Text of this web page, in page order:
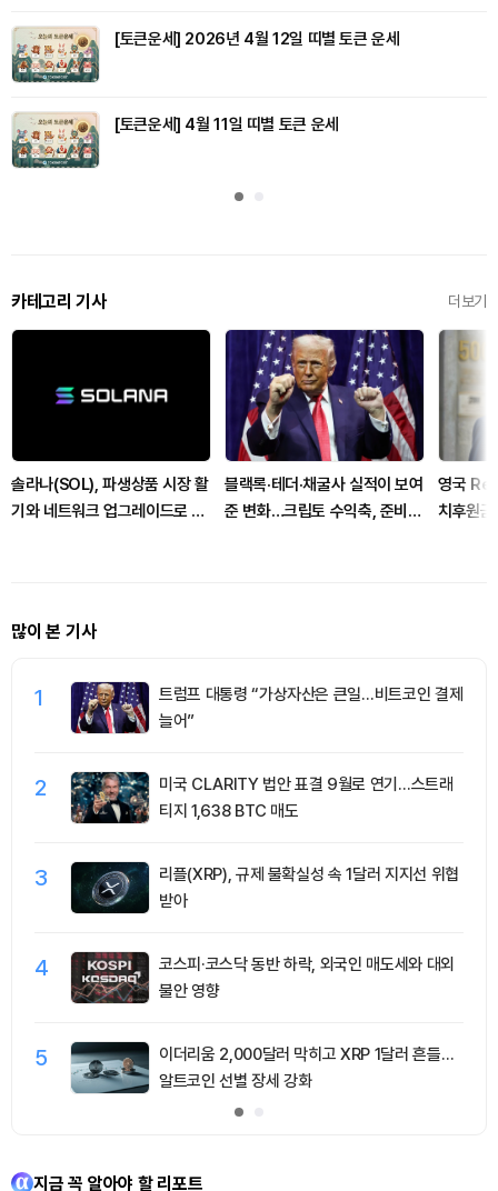
[토큰운세] 2026년 4월 12일 띠별 토큰 운세
[토큰운세] 4월 11일 띠별 토큰 운세
카테고리 기사 더보기
솔라나(SOL), 파생상품 시장 활
기와 네트워크 업그레이드로 주
블랙록·테더·채굴사 실적이 보여
준 변화…크립토 수익축, 준비금
영국
치후원
많이 본 기사
1
트럼프 대통령 “가상자산은 큰일…비트코인 결제
늘어”
2
미국 CLARITY 법안 표결 9월로 연기…스트래
티지 1,638 BTC 매도
3
리플(XRP), 규제 불확실성 속 1달러 지지선 위협
받아
4
코스피·코스닥 동반 하락, 외국인 매도세와 대외
불안 영향
5
이더리움 2,000달러 막히고 XRP 1달러 흔들…
알트코인 선별 장세 강화
지금 꼭 알아야 할 리포트